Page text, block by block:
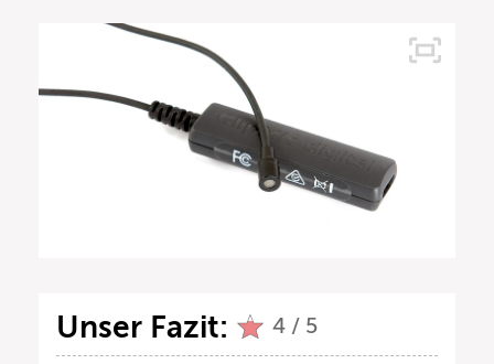
Unser Fazit: 4 / 5